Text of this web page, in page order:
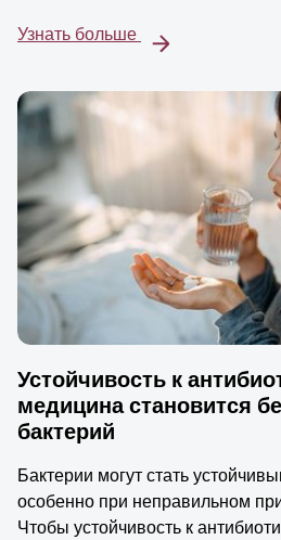
Узнать больше
Устойчивость к
медицина становится
бактерий
Бактерии могут стать
особенно при неправильном
Чтобы устойчивость к